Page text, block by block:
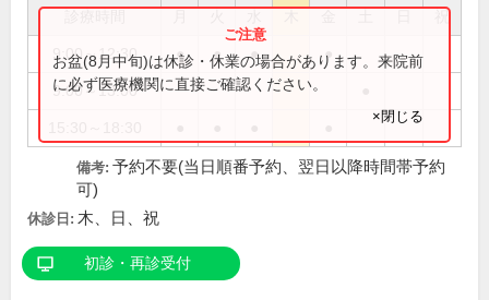
祝
9:00～12:30 ● ● ● ●
9:00～13:00
お盆(8月中旬)は休診・休業の場合があります。来院前
に必ず医療機関に直接ご確認ください。
×閉じる
備考: 予約不要(当日順番予約、翌日以降時間帯予約
可)
休診日: 木、日、祝
初診・再診受付